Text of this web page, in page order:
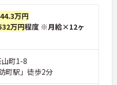
万円
万円程度 ※月給×12ヶ
山町1-8
町駅」徒歩2分